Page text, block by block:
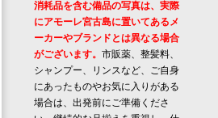
消耗品を含む備品の写真は、実際
にアモーレ宮古島に置いてあるメ
ーカーやブランドとは異なる場合
がございます。 市販薬、整髪料、
シャンプー、リンスなど、ご自身
にあったものやお気に入りがある
場合は、出発前にご準備くださ